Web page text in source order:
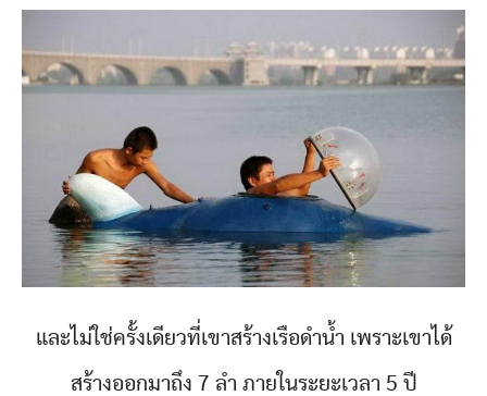
และไม่ใช่ครั้งเดียวที่เขาสร้างเรือดำน้ำ เพราะเขาได้
สร้างออกมาถึง 7 ลำ ภายในระยะเวลา 5 ปี